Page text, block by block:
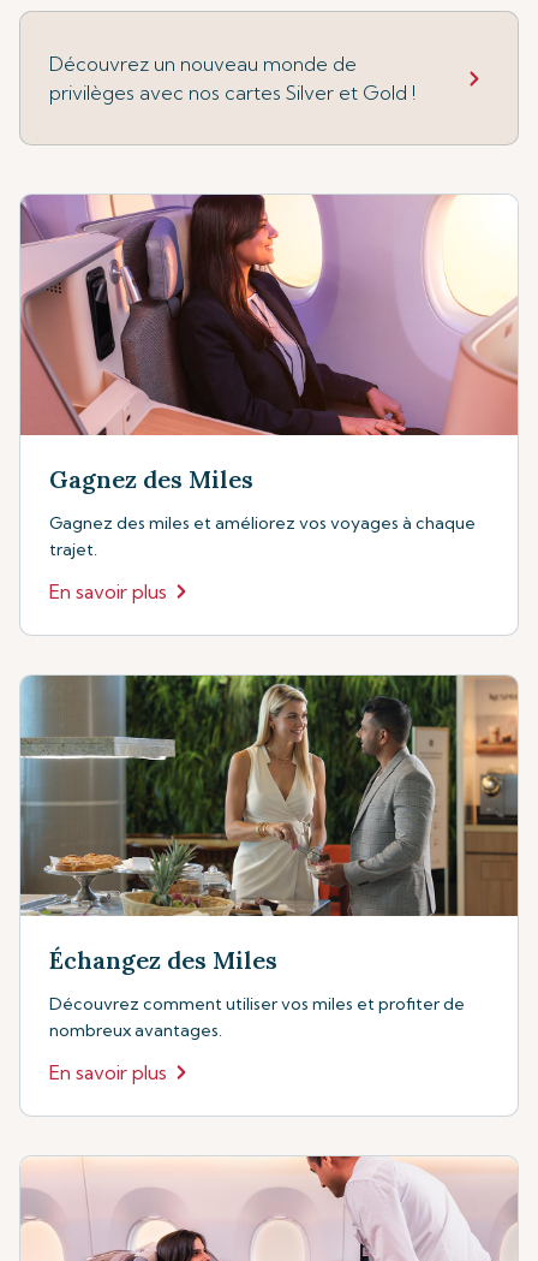
Découvrez un nouveau monde de
privilèges avec nos cartes Silver et Gold !
Gagnez des Miles
Gagnez des miles et améliorez vos voyages à chaque
trajet.
En savoir plus
Échangez des Miles
Découvrez comment utiliser vos miles et profiter de
nombreux avantages.
En savoir plus